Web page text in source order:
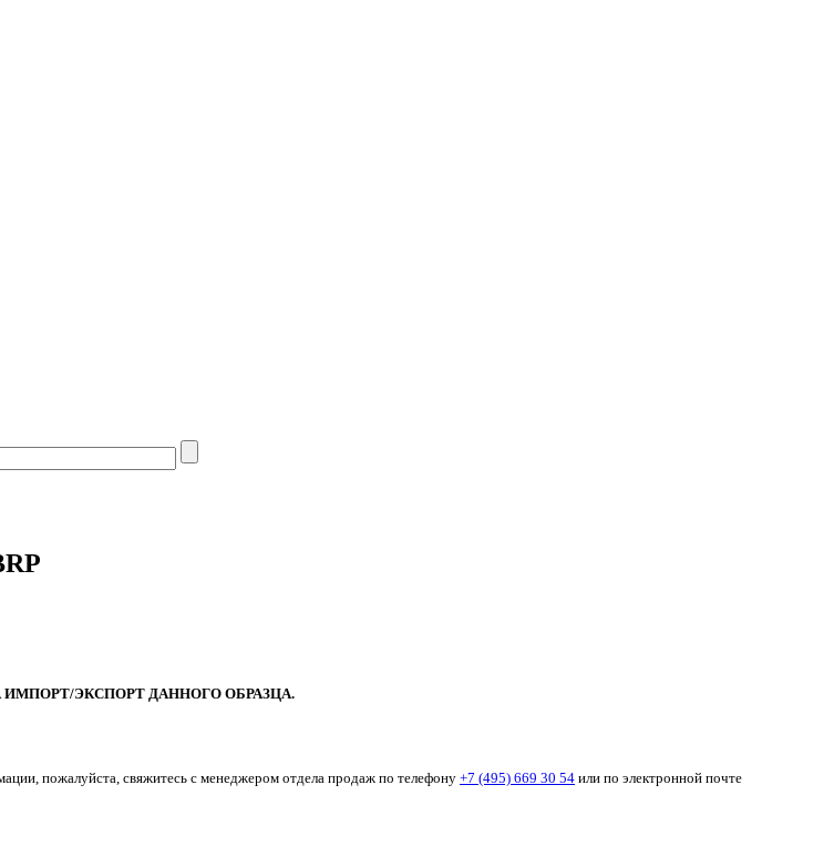
ЭКСПОРТ ДАННОГО ОБРАЗЦА.
пожалуйста, свяжитесь с менеджером отдела продаж по телефону+7 (495) 669 30 54 или по электронной почте